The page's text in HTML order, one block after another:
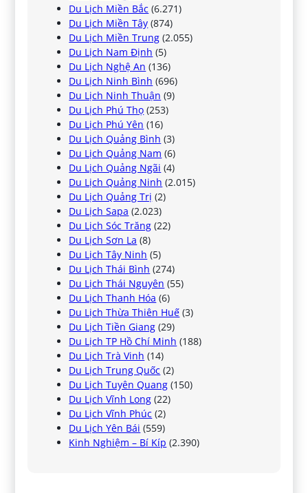
Du Lịch Miền Bắc (6.271)
Du Lịch Miền Tây (874)
Du Lịch Miền Trung (2.055)
Du Lịch Nam Định (5)
Du Lịch Nghệ An (136)
Du Lịch Ninh Bình (696)
Du Lịch Ninh Thuận (9)
Du Lịch Phú Thọ (253)
Du Lịch Phú Yên (16)
Du Lịch Quảng Bình (3)
Du Lịch Quảng Nam (6)
Du Lịch Quảng Ngãi (4)
Du Lịch Quảng Ninh (2.015)
Du Lịch Quảng Trị (2)
Du Lịch Sapa (2.023)
Du Lịch Sóc Trăng (22)
Du Lịch Sơn La (8)
Du Lịch Tây Ninh (5)
Du Lịch Thái Bình (274)
Du Lịch Thái Nguyên (55)
Du Lịch Thanh Hóa (6)
Du Lịch Thừa Thiên Huế (3)
Du Lịch Tiền Giang (29)
Du Lịch TP Hồ Chí Minh (188)
Du Lịch Trà Vinh (14)
Du Lịch Trung Quốc (2)
Du Lịch Tuyên Quang (150)
Du Lịch Vĩnh Long (22)
Du Lịch Vĩnh Phúc (2)
Du Lịch Yên Bái (559)
Kinh Nghiệm – Bí Kíp (2.390)